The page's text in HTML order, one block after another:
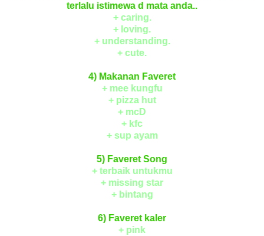
terlalu istimewa d mata anda..
+ caring.
+ loving.
+ understanding.
+ cute.
4) Makanan Faveret
+ mee kungfu
+ pizza hut
+ mcD
+ kfc
+ sup ayam
5) Faveret Song
+ terbaik untukmu
+ missing star
+ bintang
6) Faveret kaler
+ pink